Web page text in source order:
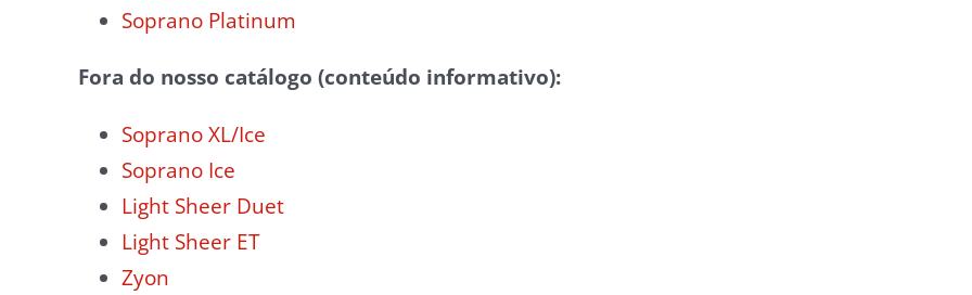
Soprano Platinum
Fora do nosso catálogo (conteúdo informativo):
Soprano XL/Ice
Soprano Ice
Light Sheer Duet
Light Sheer ET
Zyon